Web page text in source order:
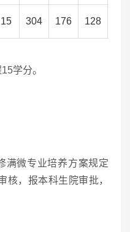
15 304 176 128
学分。
满微专业培养方案规定
核，报本科生院审批，